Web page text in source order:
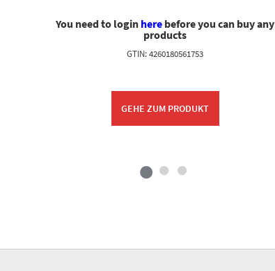
You need to login here before you can buy any
products
GTIN: 4260180561753
GEHE ZUM PRODUKT